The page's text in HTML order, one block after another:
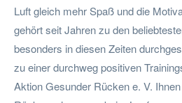
Luft gleich mehr Spaß und die
gehört seit Jahren zu den
besonders in diesen Zeiten
zu einer durchweg positiven
Aktion Gesunder Rücken e. V.